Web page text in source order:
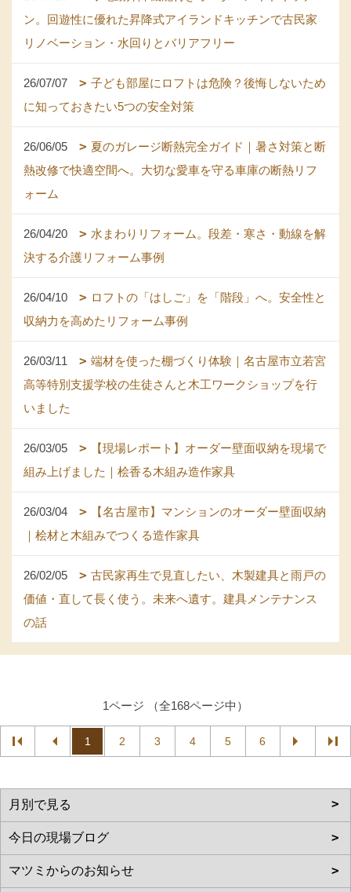
ン。回遊性に優れた昇降式アイランドキッチンで古民家
リノベーション・水回りとバリアフリー
26/07/07
子ども部屋にロフトは危険？後悔しないため
に知っておきたい5つの安全対策
26/06/05
夏のガレージ断熱完全ガイド｜暑さ対策と断
熱改修で快適空間へ。大切な愛車を守る車庫の断熱リフ
ォーム
26/04/20
水まわりリフォーム。段差・寒さ・動線を解
決する介護リフォーム事例
26/04/10
ロフトの「はしご」を「階段」へ。安全性と
収納力を高めたリフォーム事例
26/03/11
端材を使った棚づくり体験｜名古屋市立若宮
高等特別支援学校の生徒さんと木工ワークショップを行
いました
26/03/05
【現場レポート】オーダー壁面収納を現場で
組み上げました｜桧香る木組み造作家具
26/03/04
【名古屋市】マンションのオーダー壁面収納
｜桧材と木組みでつくる造作家具
26/02/05
古民家再生で見直したい、木製建具と雨戸の
価値・直して長く使う。未来へ遺す。建具メンテナンス
の話
1ページ （全168ページ中）
1 2 3 4 5 6